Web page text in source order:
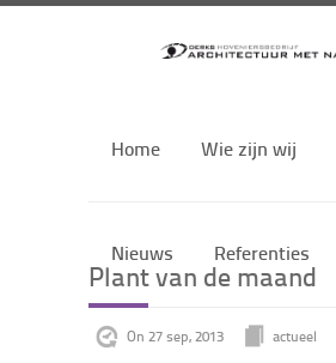
Home Wie zijn wij
Nieuws Referenties
Plant van de maand
On 27 sep, 2013
actueel